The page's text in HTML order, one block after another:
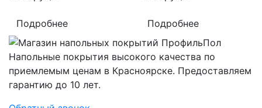
Подробнее Подробнее
Напольные покрытия высокого качества по
приемлемым ценам в Красноярске. Предоставляем
гарантию до 10 лет.